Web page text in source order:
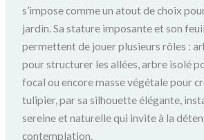
s’impose comme un atout de choix
jardin. Sa stature imposante et son
permettent de jouer plusieurs rôles :
pour structurer les allées, arbre isolé
focal ou encore masse végétale pour
tulipier, par sa silhouette élégante,
sereine et naturelle qui invite à la
contemplation.